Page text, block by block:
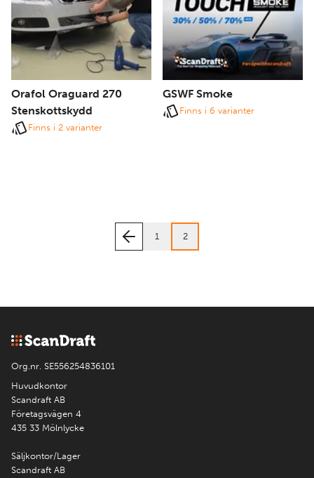
Orafol Oraguard 270
Stenskottskydd
Finns i 2 varianter
GSWF Smoke
Finns i 6 varianter
1 2
Org.nr. SE556254836101
Huvudkontor
Scandraft AB
Företagsvägen 4
435 33 Mölnlycke
Säljkontor/Lager
Scandraft AB